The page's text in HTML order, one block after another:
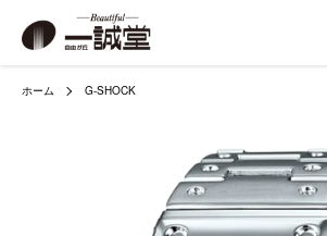
ホーム G-SHOCK